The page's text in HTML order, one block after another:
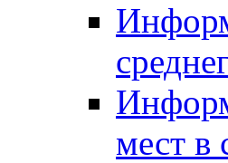
мест в